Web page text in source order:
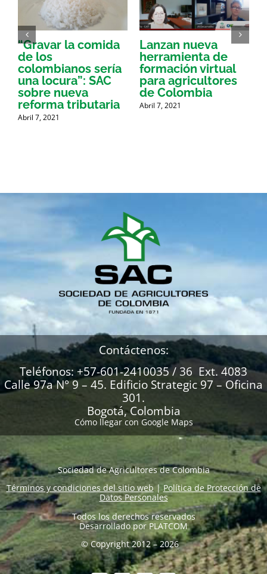
“Gravar la comida
de los
colombianos sería
una locura”: SAC
sobre nueva
reforma tributaria
Abril 7, 2021
Lanzan nueva
herramienta de
formación virtual
para agricultores
de Colombia
Abril 7, 2021
Contáctenos:
Teléfonos: +57-601-2410035 / 36 Ext. 4083
Calle 97a N° 9 – 45. Edificio Strategic 97 – Oficina
301.
Bogotá, Colombia
Cómo llegar con Google Maps
Sociedad de Agricultores de Colombia
Términos y condiciones del sitio web|Política de Protección de
Datos Personales
Todos los derechos reservados
Desarrollado por PLATCOM
© Copyright 2012 – 2026